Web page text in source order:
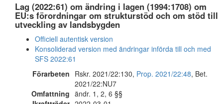
Lag (2022:61) om ändring i lagen (1994:1708) om
EU:s förordningar om strukturstöd och om stöd till
utveckling av landsbygden
Officiell autentisk version
Konsoliderad version med ändringar införda till och med
SFS 2022:61
Förarbeten Rskr. 2021/22:130, Prop. 2021/22:48, Bet.
2021/22:NU7
Omfattning ändr. 1, 2, 6 §§